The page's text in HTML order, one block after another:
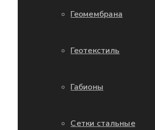
Геомембрана
Геотекстиль
Габионы
Сетки стальные